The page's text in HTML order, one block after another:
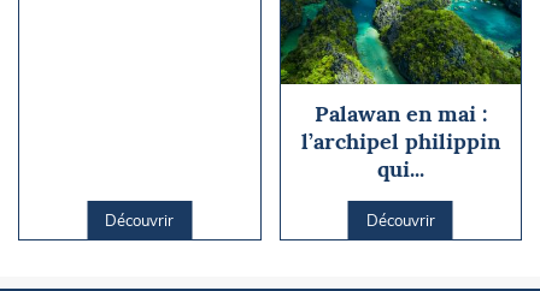
Découvrir
Palawan en mai :
l’archipel philippin
qui...
Découvrir